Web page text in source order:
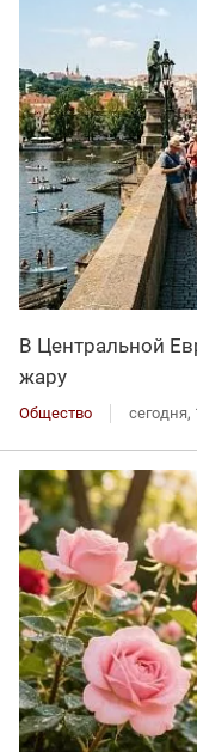
В Центральной
жару
Общество сегодня,